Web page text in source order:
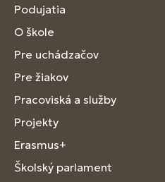
Podujatia
O škole
Pre uchádzačov
Pre žiakov
Pracoviská a služby
Projekty
Erasmus+
Školský parlament